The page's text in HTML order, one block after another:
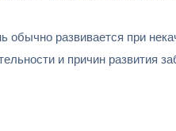
развивается при
и причин развития